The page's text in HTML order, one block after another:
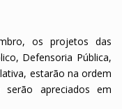
os projetos das
Defensoria Pública,
estarão na ordem
apreciados em